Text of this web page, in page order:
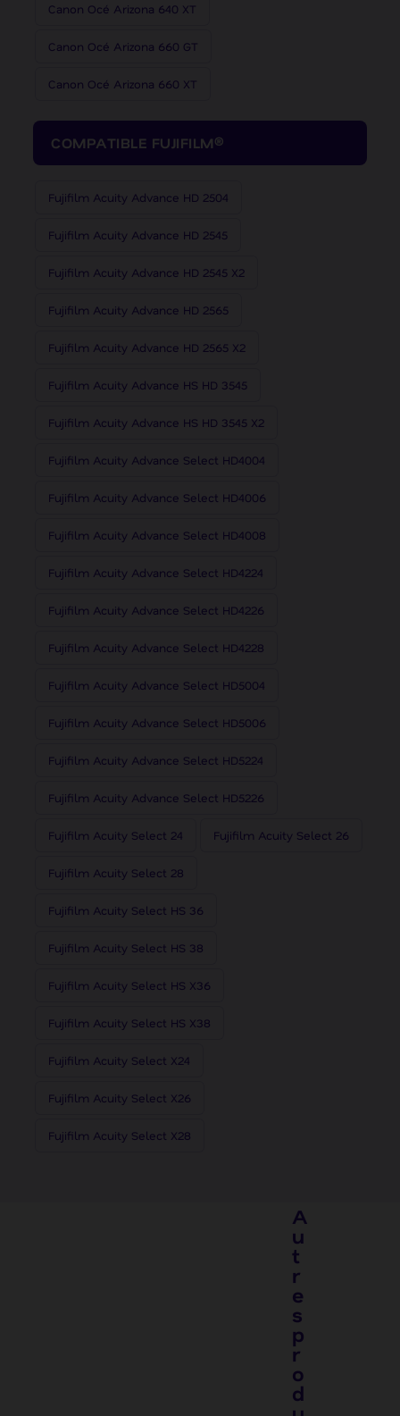
Canon Océ Arizona 640 XT
Canon Océ Arizona 660 GT
Canon Océ Arizona 660 XT
COMPATIBLE FUJIFILM®
Fujifilm Acuity Advance HD 2504
Fujifilm Acuity Advance HD 2545
Fujifilm Acuity Advance HD 2545 X2
Fujifilm Acuity Advance HD 2565
Fujifilm Acuity Advance HD 2565 X2
Fujifilm Acuity Advance HS HD 3545
Fujifilm Acuity Advance HS HD 3545 X2
Fujifilm Acuity Advance Select HD4004
Fujifilm Acuity Advance Select HD4006
Fujifilm Acuity Advance Select HD4008
Fujifilm Acuity Advance Select HD4224
Fujifilm Acuity Advance Select HD4226
Fujifilm Acuity Advance Select HD4228
Fujifilm Acuity Advance Select HD5004
Fujifilm Acuity Advance Select HD5006
Fujifilm Acuity Advance Select HD5224
Fujifilm Acuity Advance Select HD5226
Fujifilm Acuity Select 24 Fujifilm Acuity Select 26
Fujifilm Acuity Select 28
Fujifilm Acuity Select HS 36
Fujifilm Acuity Select HS 38
Fujifilm Acuity Select HS X36
Fujifilm Acuity Select HS X38
Fujifilm Acuity Select X24
Fujifilm Acuity Select X26
Fujifilm Acuity Select X28
A
u
t
r
e
s
p
r
o
d